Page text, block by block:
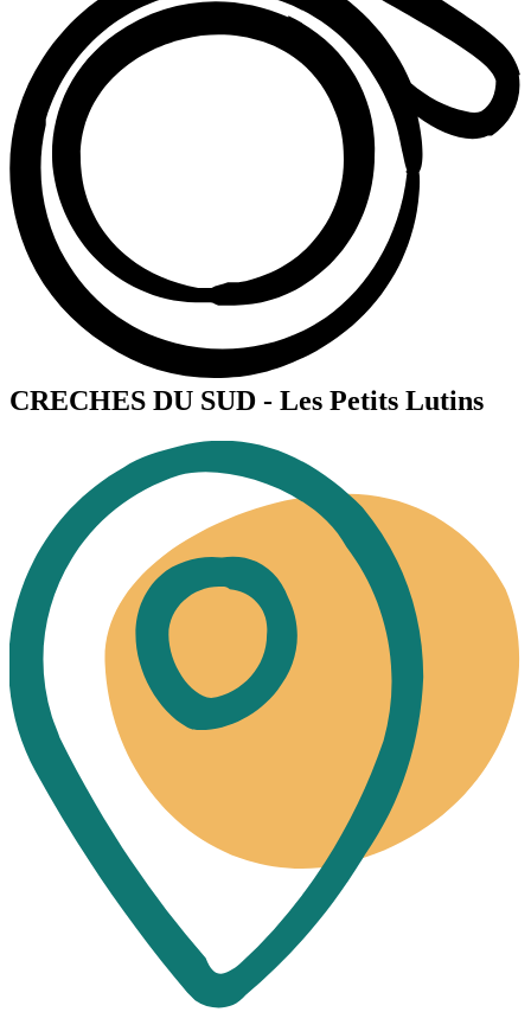
CRECHES DU SUD - Les Petits Lutins